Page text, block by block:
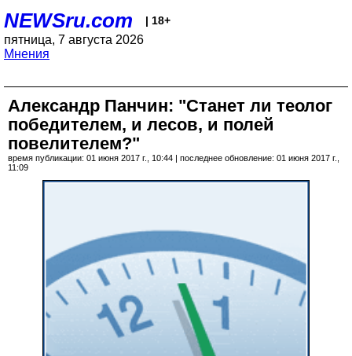
NEWSru.com | 18+
пятница, 7 августа 2026
Мнения
Александр Панчин: "Станет ли теолог
победителем, и лесов, и полей
повелителем?"
время публикации: 01 июня 2017 г., 10:44 | последнее обновление: 01 июня 2017 г.,
11:09